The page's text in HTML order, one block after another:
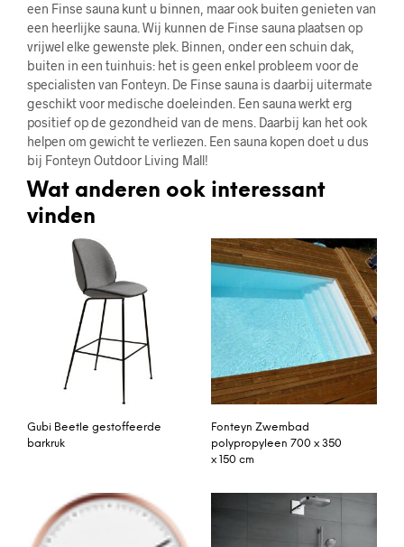
een Finse sauna kunt u binnen, maar ook buiten genieten van
een heerlijke sauna. Wij kunnen de Finse sauna plaatsen op
vrijwel elke gewenste plek. Binnen, onder een schuin dak,
buiten in een tuinhuis: het is geen enkel probleem voor de
specialisten van Fonteyn. De Finse sauna is daarbij uitermate
geschikt voor medische doeleinden. Een sauna werkt erg
positief op de gezondheid van de mens. Daarbij kan het ook
helpen om gewicht te verliezen. Een sauna kopen doet u dus
bij Fonteyn Outdoor Living Mall!
Wat anderen ook interessant
vinden
Gubi Beetle gestoffeerde
barkruk
Fonteyn Zwembad
polypropyleen 700 x 350
x 150 cm